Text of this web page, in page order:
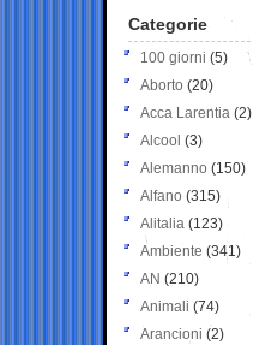
Categorie
100 giorni (5)
Aborto (20)
Acca Larentia (2)
Alcool (3)
Alemanno (150)
Alfano (315)
Alitalia (123)
Ambiente (341)
AN (210)
Animali (74)
Arancioni (2)